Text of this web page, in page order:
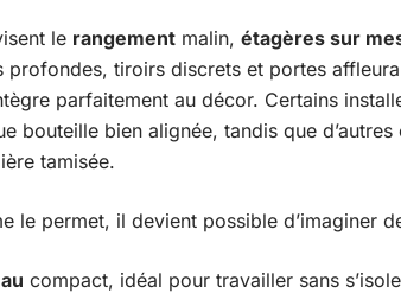
le rangement malin, étagères sur
profondes, tiroirs discrets et portes
parfaitement au décor. Certains
bouteille bien alignée, tandis que d’autres
tamisée.
le permet, il devient possible d’imaginer
compact, idéal pour travailler sans